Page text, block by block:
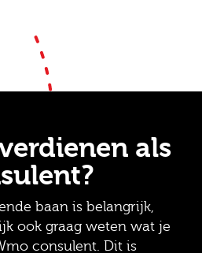
als
baan is belangrijk,
ook graag weten wat je
consulent. Dit is